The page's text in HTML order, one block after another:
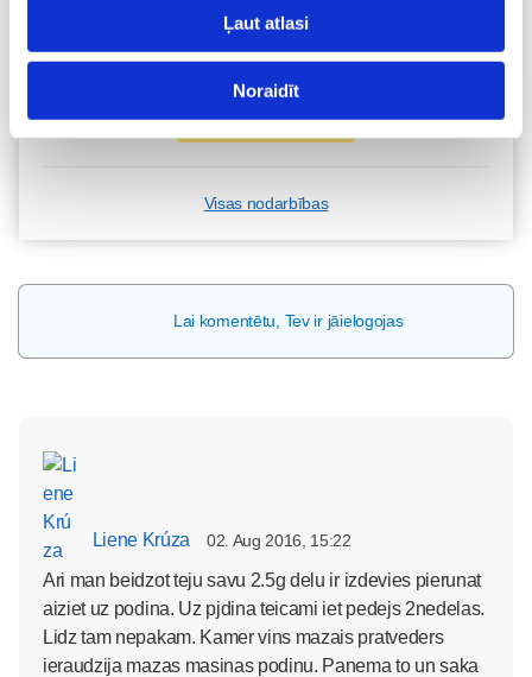
Ļaut atlasi
Noraidīt
Diānas Zandes lekcija TIEŠSAISTĒ
Pieteikties
Visas nodarbības
Lai komentētu, Tev ir jāielogojas
Liene Krúza 02. Aug 2016, 15:22
Ari man beidzot teju savu 2.5g delu ir izdevies pierunat
aiziet uz podina. Uz pjdina teicami iet pedejs 2nedelas.
Lidz tam nepakam. Kamer vins mazais pratveders
ieraudzija mazas masinas podinu. Panema to un saka